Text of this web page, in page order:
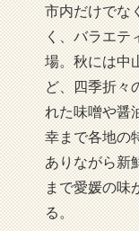
市内だけでな
く、バラエテ
場。秋には中
ど、四季折々
れた味噌や醤
幸まで各地の
ありながら新
まで愛媛の味
る。